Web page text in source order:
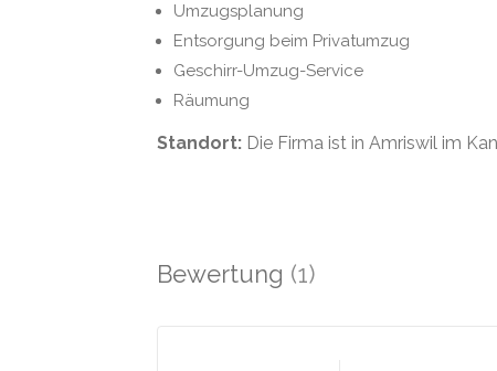
Umzugsplanung
Entsorgung beim Privatumzug
Geschirr-Umzug-Service
Räumung
Standort: Die Firma ist in Amriswil im
Bewertung (1)